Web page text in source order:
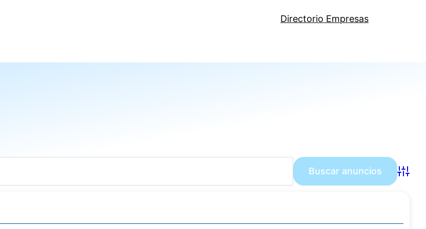
Directorio Empresas